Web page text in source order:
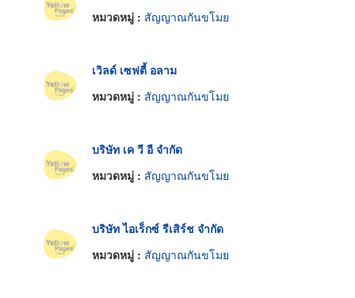
หมวดหมู่ : สัญญาณกันขโมย
เวิลด์ เซฟตี้ อลาม
หมวดหมู่ : สัญญาณกันขโมย
บริษัท เค วี อี จำกัด
หมวดหมู่ : สัญญาณกันขโมย
บริษัท ไอเร็กซ์ รีเสิร์ช จำกัด
หมวดหมู่ : สัญญาณกันขโมย